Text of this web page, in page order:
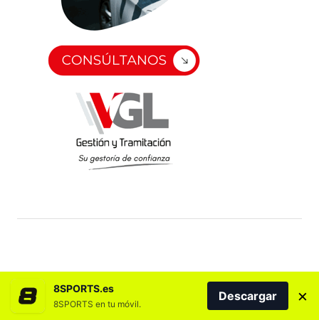
8SPORTS.es
8SPORTS en tu móvil.
Descargar ×